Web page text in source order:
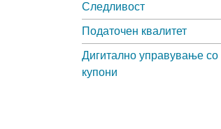
Следливост
Податочен квалитет
Дигитално управување со
купони